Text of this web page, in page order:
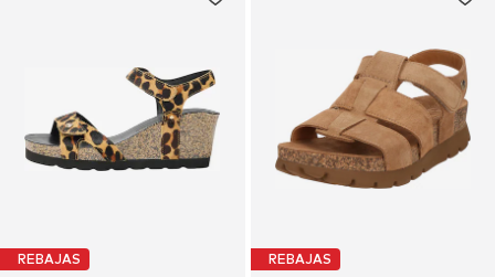
REBAJAS REBAJAS